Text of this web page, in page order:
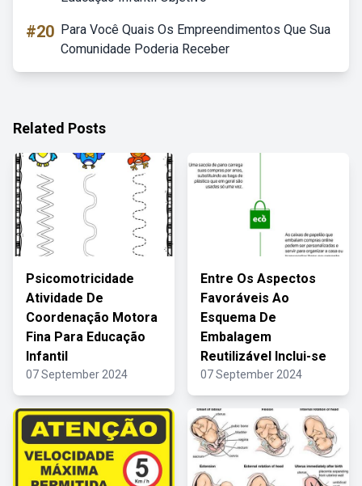
#20 Para Você Quais Os Empreendimentos Que Sua
Comunidade Poderia Receber
Related Posts
Psicomotricidade
Atividade De
Coordenação Motora
Fina Para Educação
Infantil
07 September 2024
Entre Os Aspectos
Favoráveis Ao
Esquema De
Embalagem
Reutilizável Inclui-se
07 September 2024